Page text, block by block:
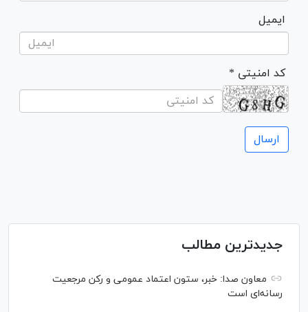
ایمیل
* کد امنیتی
جدیدترین مطالب
معاون صدا: خبر، ستون اعتماد عمومی و رکن مرجعیت
رسانه‌ای است